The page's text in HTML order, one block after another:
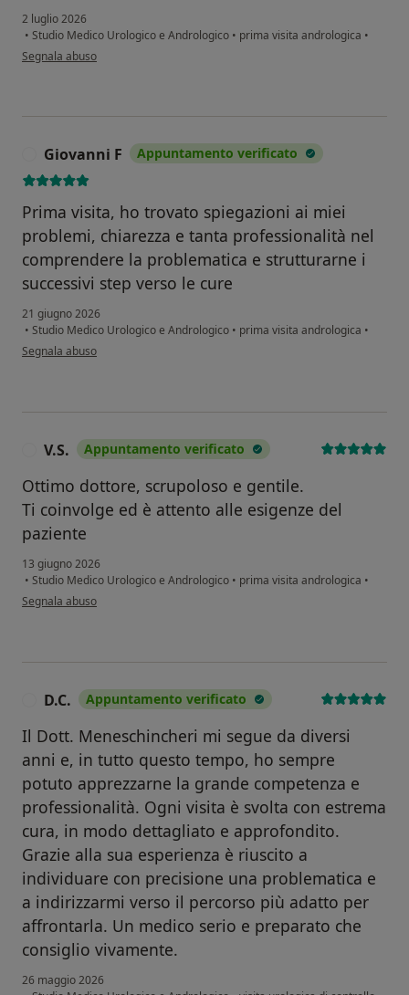
2 luglio 2026
• Studio Medico Urologico e Andrologico • prima visita andrologica •
secondo l'opinione dell'utente Am
Segnala abuso
Giovanni F Appuntamento verificato
Prima visita, ho trovato spiegazioni ai miei
problemi, chiarezza e tanta professionalità nel
comprendere la problematica e strutturarne i
successivi step verso le cure
21 giugno 2026
• Studio Medico Urologico e Andrologico • prima visita andrologica •
secondo l'opinione dell'utente Giovanni F
Segnala abuso
V.S. Appuntamento verificato
Ottimo dottore, scrupoloso e gentile.
Ti coinvolge ed è attento alle esigenze del
paziente
13 giugno 2026
• Studio Medico Urologico e Andrologico • prima visita andrologica •
secondo l'opinione dell'utente V.S.
Segnala abuso
D.C. Appuntamento verificato
Il Dott. Meneschincheri mi segue da diversi
anni e, in tutto questo tempo, ho sempre
potuto apprezzarne la grande competenza e
professionalità. Ogni visita è svolta con estrema
cura, in modo dettagliato e approfondito.
Grazie alla sua esperienza è riuscito a
individuare con precisione una problematica e
a indirizzarmi verso il percorso più adatto per
affrontarla. Un medico serio e preparato che
consiglio vivamente.
26 maggio 2026